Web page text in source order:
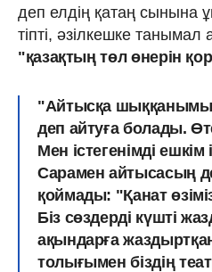
деп елдің қатаң сынына
тіпті, әзілкешке
"қазақтың төл өнерін
"Айтысқа
деп айтуға болады.
Мен істегенімді
Сарамен айтысасың
қоймады: "Қанат
Біз сөздерді күшті
ақындарға
толығымен біздің